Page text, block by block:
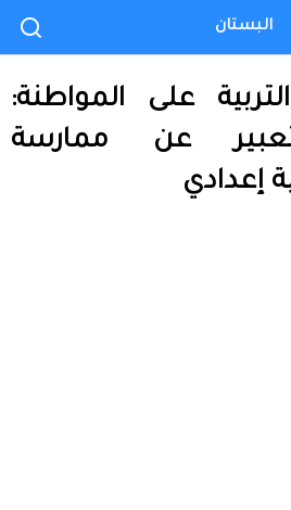
على المواطنة:
عن ممارسة
إعدادي
البستان